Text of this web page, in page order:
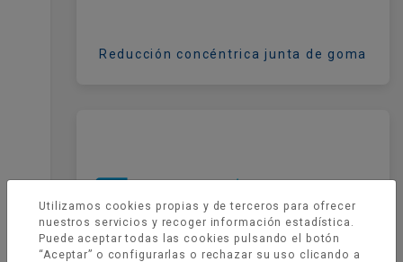
Reducción concéntrica junta de goma
Utilizamos cookies propias y de terceros para ofrecer
nuestros servicios y recoger información estadística.
Puede aceptar todas las cookies pulsando el botón
“Aceptar” o configurarlas o rechazar su uso clicando a